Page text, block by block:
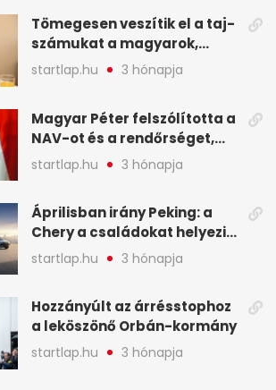
legfontosabb hírei
képekben
Tömegesen veszítik el a taj-
számukat a magyarok,
sokak ellen eljárást indít a
NAV - A hét hírei képekben
startlap.hu 3 hónapja
Magyar Péter felszólította a
NAV-ot és a rendőrséget,
tartóztassák le a NER-es
oligarchákat - A hét
startlap.hu 3 hónapja
Áprilisban irány Peking: a
Chery a családokat helyezi
globális mobilitási
programja középpontjába
startlap.hu 3 hónapja
Hozzányúlt az árrésstophoz
a leköszönő Orbán-kormány
startlap.hu 3 hónapja